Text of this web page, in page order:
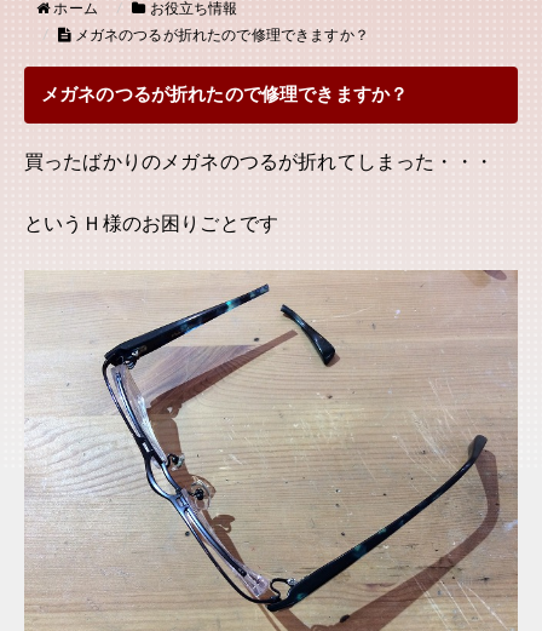
ホーム
お役立ち情報
メガネのつるが折れたので修理できますか？
メガネのつるが折れたので修理できますか？
買ったばかりのメガネのつるが折れてしまった・・・
というＨ様のお困りごとです